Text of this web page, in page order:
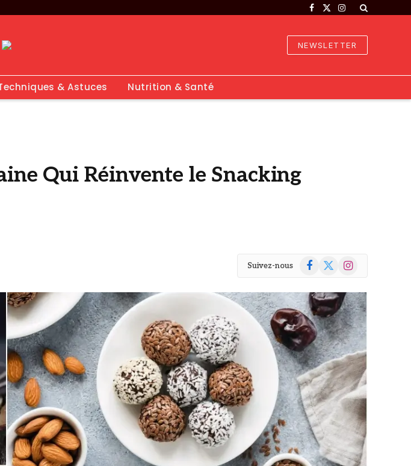
Facebook
X
Instagram
NEWSLETTER
& Astuces Nutrition & Santé
Qui Réinvente le Snacking
Suivez-nous Facebook
X
Instagram